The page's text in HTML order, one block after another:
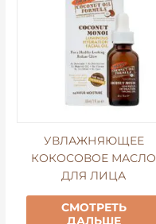
УВЛАЖНЯЮЩЕЕ
КОКОСОВОЕ МАСЛО
ДЛЯ ЛИЦА
СМОТРЕТЬ
ДАЛЬШЕ